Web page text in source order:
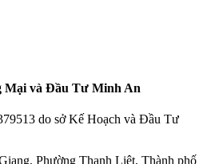
Mại và Đầu Tư Minh An
do sở Kế Hoạch và Đầu Tư
Phường Thanh Liệt, Thành phố